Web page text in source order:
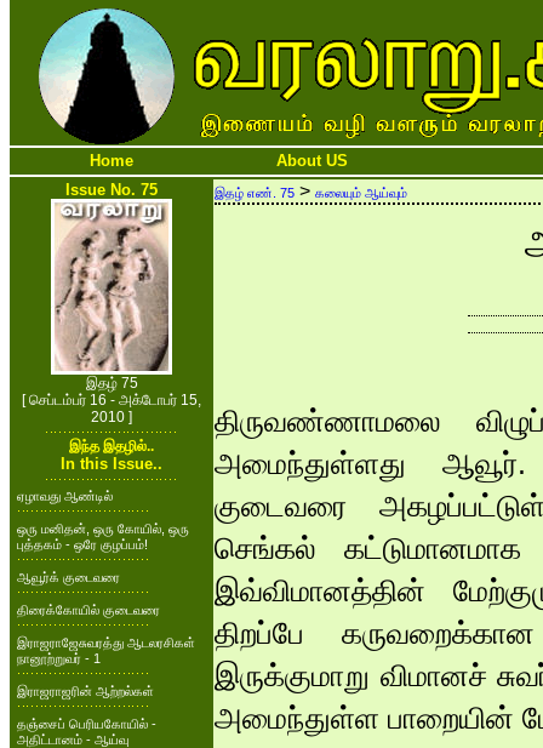
Home
About US
Issue No. 75
இதழ் 75
[ செப்டம்பர் 16 - அக்டோபர் 15,
2010 ]
இந்த இதழில்..
In this Issue..
ஏழாவது ஆண்டில்
ஒரு மனிதன், ஒரு கோயில், ஒரு
புத்தகம் - ஒரே குழப்பம்!
ஆவூர்க் குடைவரை
திரைக்கோயில் குடைவரை
இராஜராஜேசுவரத்து ஆடலரசிகள்
நானூற்றுவர் - 1
இராஜராஜரின் ஆற்றல்கள்
தஞ்சைப் பெரியகோயில் -
அதிட்டானம் - ஆய்வு
இதழ் எண். 75 > கலையும் ஆய்வும்
திருவண்ணாமலை
அமைந்துள்ளது
குடைவரை
செங்கல் கட்டுமானமாக
இவ்விமானத்தின்
திறப்பே
இருக்குமாறு விமானச்
அமைந்துள்ள பாறையின்